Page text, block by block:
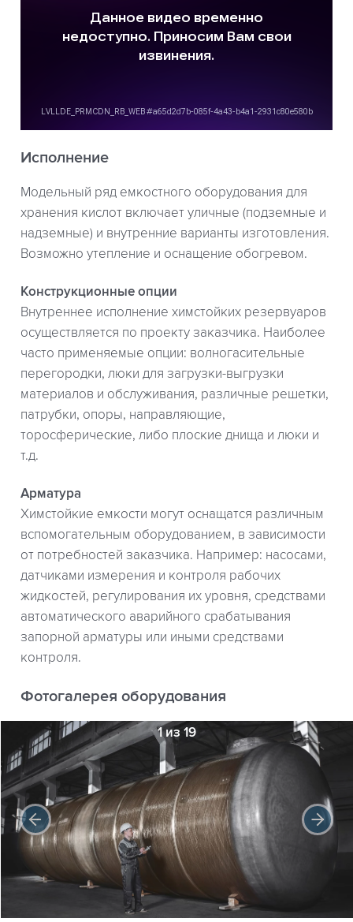
Исполнение
Модельный ряд емкостного оборудования для
хранения кислот включает уличные (подземные и
надземные) и внутренние варианты изготовления.
Возможно утепление и оснащение обогревом.
Конструкционные опции
Внутреннее исполнение химстойких резервуаров
осуществляется по проекту заказчика. Наиболее
часто применяемые опции: волногасительные
перегородки, люки для загрузки-выгрузки
материалов и обслуживания, различные решетки,
патрубки, опоры, направляющие,
торосферические, либо плоские днища и люки и
т.д.
Арматура
Химстойкие емкости могут оснащатся различным
вспомогательным оборудованием, в зависимости
от потребностей заказчика. Например: насосами,
датчиками измерения и контроля рабочих
жидкостей, регулирования их уровня, средствами
автоматического аварийного срабатывания
запорной арматуры или иными средствами
контроля.
Фотогалерея оборудования
1 из 19